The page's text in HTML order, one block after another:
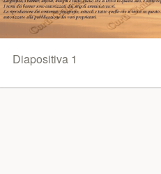
Diapositiva 1